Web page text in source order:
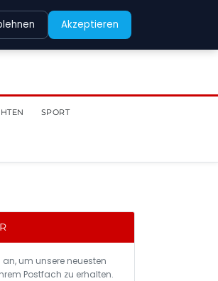
SPORT
an, um unsere neuesten
Postfach zu erhalten.
Akzeptieren